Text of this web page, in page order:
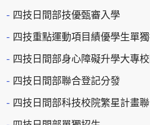
四技日間部技優甄審入學
四技重點運動項目績優學生單
四技日間部身心障礙升學大專
四技日間部聯合登記分發
四技日間部科技校院繁星計畫